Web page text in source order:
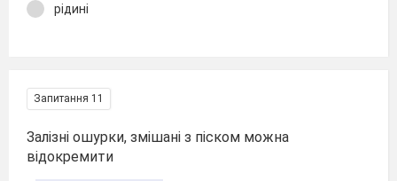
рідині
Запитання 11
Залізні ошурки, змішані з піском можна
відокремити